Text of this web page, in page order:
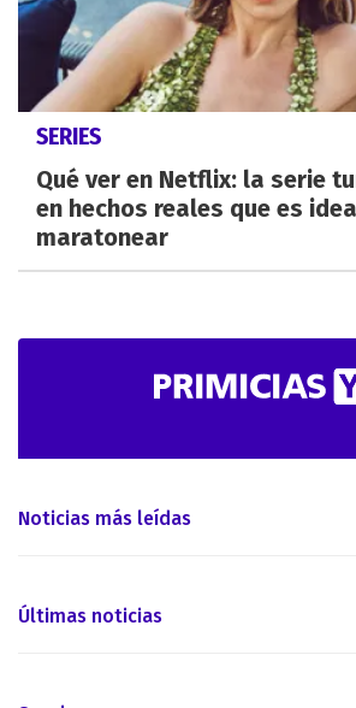
SERIES
Qué ver en Netflix: la serie
en hechos reales que es
maratonear
Noticias más leídas
Últimas noticias